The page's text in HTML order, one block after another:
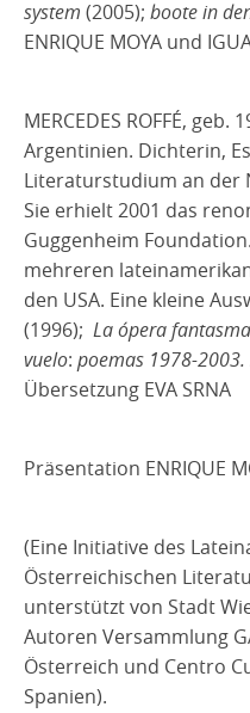
system (2005); boote in
ENRIQUE MOYA und
MERCEDES ROFFÉ, geb.
Argentinien. Dichterin,
Literaturstudium an der
Sie erhielt 2001 das
Guggenheim
mehreren
den USA. Eine kleine
(1996); La ópera fantasma
vuelo: poemas 1978-2003.
Übersetzung EVA SRNA
Präsentation ENRIQUE
(Eine Initiative des
Österreichischen
unterstützt von Stadt
Autoren Versammlung
Österreich und Centro
Spanien).